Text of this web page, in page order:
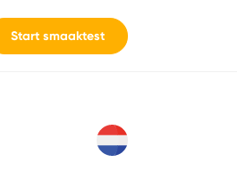
Start smaaktest